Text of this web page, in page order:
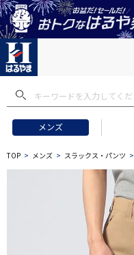
メンズ
TOP メンズ スラックス・パンツ